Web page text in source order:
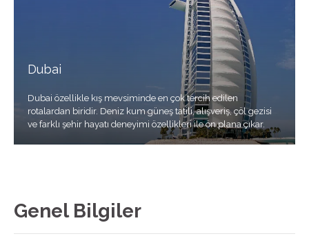
Dubai
Dubai özellikle kış mevsiminde en çok tercih edilen
rotalardan biridir. Deniz kum güneş tatili, alışveriş, çöl gezisi
ve farklı şehir hayatı deneyimi özellikleri ile ön plana çıkar.
Genel Bilgiler